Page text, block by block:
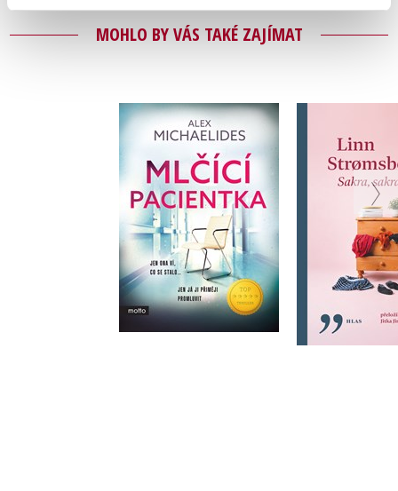
MOHLO BY VÁS TAKÉ ZAJÍMAT
Mlčící pacientka
Alex Michaelides
Do košíku
399 Kč
319 Kč
Sakra,
Linn
Do
319 Kč